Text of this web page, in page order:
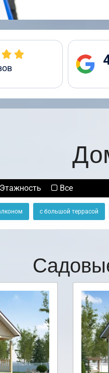
Этажность Все
с большой террасой